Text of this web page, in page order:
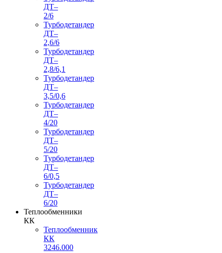
ДТ–
2/6
Турбодетандер
ДТ–
2,6/6
Турбодетандер
ДТ–
2,8/6,1
Турбодетандер
ДТ–
3,5/0,6
Турбодетандер
ДТ–
4/20
Турбодетандер
ДТ–
5/20
Турбодетандер
ДТ–
6/0,5
Турбодетандер
ДТ–
6/20
Теплообменники
КК
Теплообменник
КК
3246.000